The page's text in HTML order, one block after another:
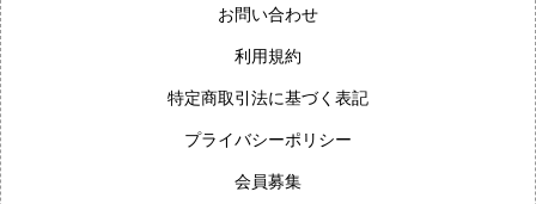
お問い合わせ
利用規約
特定商取引法に基づく表記
プライバシーポリシー
会員募集